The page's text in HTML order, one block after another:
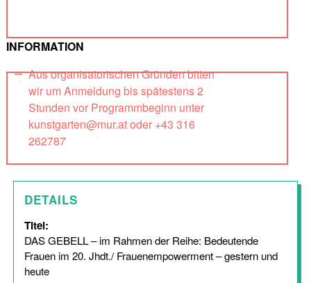
INFORMATION
Aus organisatorischen Gründen bitten
wir um Anmeldung bis spätestens 2
Stunden vor Programmbeginn unter
kunstgarten@mur.at oder +43 316
262787
DETAILS
Titel:
DAS GEBELL – im Rahmen der Reihe: Bedeutende
Frauen im 20. Jhdt./ Frauenempowerment – gestern und
heute